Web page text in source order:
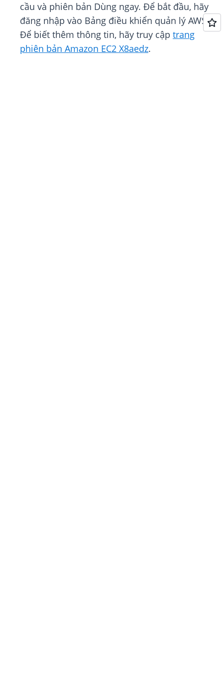
cầu và phiên bản Dùng ngay. Để bắt đầu, hãy
đăng nhập vào Bảng điều khiển quản lý AWS.
Để biết thêm thông tin, hãy truy cập trang
phiên bản Amazon EC2 X8aedz.